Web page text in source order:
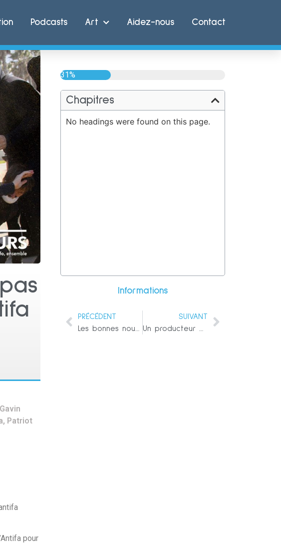
Podcasts Art Aidez-nous Contact
Gavin
, Patriot
pour
31%
Chapitres
No headings were found on this page.
Informations
PRÉCÉDENT
SUIVANT